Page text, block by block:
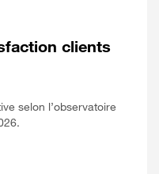
clients
selon l’observatoire